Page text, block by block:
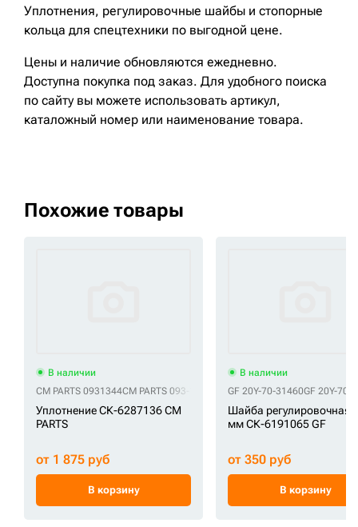
Уплотнения, регулировочные шайбы и стопорные
кольца для спецтехники по выгодной цене.
Цены и наличие обновляются ежедневно.
Доступна покупка под заказ. Для удобного поиска
по сайту вы можете использовать артикул,
каталожный номер или наименование товара.
Похожие товары
В наличии
CM PARTS 0931344CM PARTS 093-1344 CM PARTS 3678467CM PARTS
Уплотнение СК-6287136 CM
PARTS
от 1 875 руб
В корзину
В наличии
GF 20Y-70-31460GF 20Y-70-
Шайба регулировочная
мм СК-6191065 GF
от 350 руб
В корзину